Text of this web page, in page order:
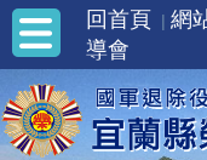
回首頁 網
導會